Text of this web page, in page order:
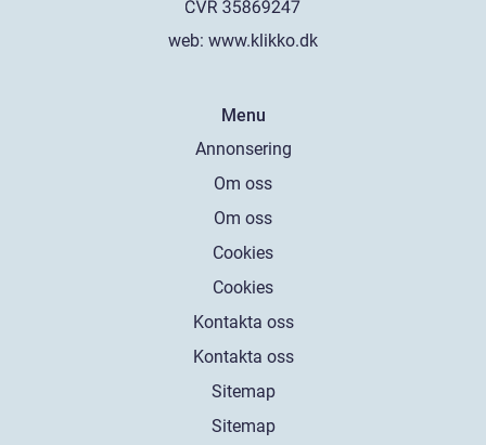
web: www.klikko.dk
Menu
Annonsering
Om oss
Om oss
Cookies
Cookies
Kontakta oss
Kontakta oss
Sitemap
Sitemap